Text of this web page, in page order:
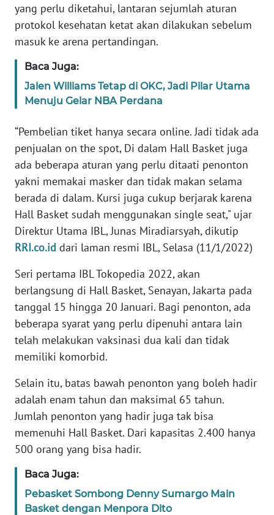
yang perlu diketahui, lantaran sejumlah aturan
protokol kesehatan ketat akan dilakukan sebelum
masuk ke arena pertandingan.
Baca Juga:
Jalen Williams Tetap di OKC, Jadi Pilar Utama
Menuju Gelar NBA Perdana
“Pembelian tiket hanya secara online. Jadi tidak ada
penjualan on the spot, Di dalam Hall Basket juga
ada beberapa aturan yang perlu ditaati penonton
yakni memakai masker dan tidak makan selama
berada di dalam. Kursi juga cukup berjarak karena
Hall Basket sudah menggunakan single seat," ujar
Direktur Utama IBL, Junas Miradiarsyah, dikutip
RRI.co.id dari laman resmi IBL, Selasa (11/1/2022)
Seri pertama IBL Tokopedia 2022, akan
berlangsung di Hall Basket, Senayan, Jakarta pada
tanggal 15 hingga 20 Januari. Bagi penonton, ada
beberapa syarat yang perlu dipenuhi antara lain
telah melakukan vaksinasi dua kali dan tidak
memiliki komorbid.
Selain itu, batas bawah penonton yang boleh hadir
adalah enam tahun dan maksimal 65 tahun.
Jumlah penonton yang hadir juga tak bisa
memenuhi Hall Basket. Dari kapasitas 2.400 hanya
500 orang yang bisa hadir.
Baca Juga:
Pebasket Sombong Denny Sumargo Main
Basket dengan Menpora Dito
KAMI
INFO
TENTANG
KAMI
PEDOMAN
MEDIA
SIBER
REDAKSI
KARIR
Wahana
News
Regional
WN
SUMUT
JAKARTA
WN
JABAR
BANTEN